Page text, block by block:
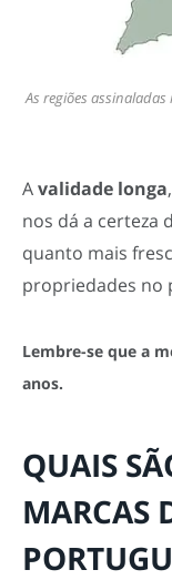
As regiões
Avalidade longa
nos dá a certeza
quanto mais
propriedades no
Lembre-se que a
anos.
QUAIS
MARCAS